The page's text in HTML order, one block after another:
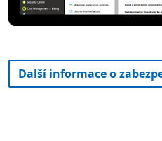
Další informace o